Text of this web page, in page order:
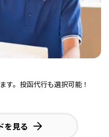
す。投函代行も選択可能！
を見る